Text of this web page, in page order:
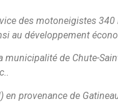
des motoneigistes
au développement
municipalité de Chute-
en provenance de